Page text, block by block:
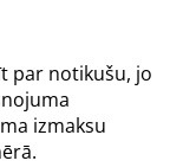
par notikušu, jo
izmaksu